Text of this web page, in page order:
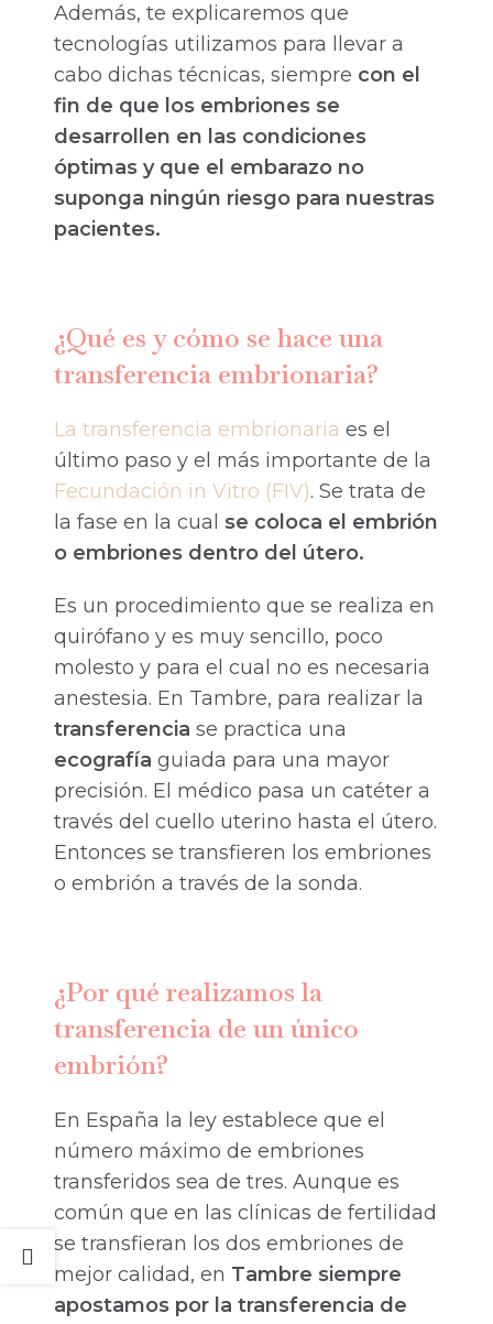
Además, te explicaremos que
tecnologías utilizamos para llevar a
cabo dichas técnicas, siempre con el
fin de que los embriones se
desarrollen en las condiciones
óptimas y que el embarazo no
suponga ningún riesgo para nuestras
pacientes.
¿Qué es y cómo se hace una
transferencia embrionaria?
La transferencia embrionaria es el
último paso y el más importante de la
Fecundación in Vitro (FIV). Se trata de
la fase en la cual se coloca el embrión
o embriones dentro del útero.
Es un procedimiento que se realiza en
quirófano y es muy sencillo, poco
molesto y para el cual no es necesaria
anestesia. En Tambre, para realizar la
transferencia se practica una
ecografía guiada para una mayor
precisión. El médico pasa un catéter a
través del cuello uterino hasta el útero.
Entonces se transfieren los embriones
o embrión a través de la sonda.
¿Por qué realizamos la
transferencia de un único
embrión?
En España la ley establece que el
número máximo de embriones
transferidos sea de tres. Aunque es
común que en las clínicas de fertilidad
se transfieran los dos embriones de
mejor calidad, en Tambre siempre
apostamos por la transferencia de